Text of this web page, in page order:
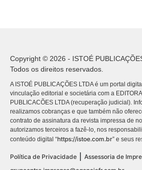
Copyright © 2026 - ISTOÉ
Todos os direitos reservados.
A ISTOÉ PUBLICAÇÕES LTDA é um portal
vinculação editorial e societária com a
PUBLICACÕES LTDA (recuperação judicial).
realizamos cobranças e que também não
contrato de assinatura da revista impressa de
autorizamos terceiros a fazê-lo, nos
conteúdo digital “https://istoe.com.br” e seus
Política de Privacidade
Assessoria de